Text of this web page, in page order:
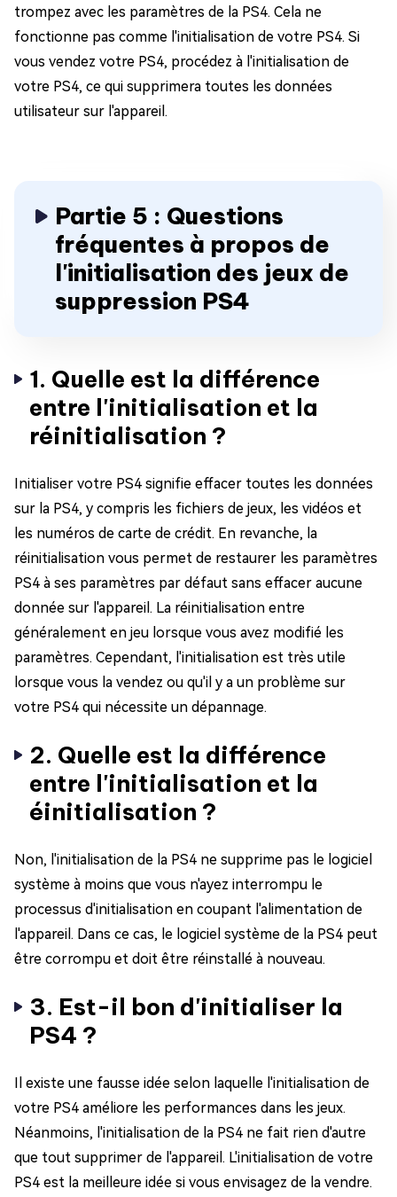
trompez avec les paramètres de la PS4. Cela ne
fonctionne pas comme l'initialisation de votre PS4. Si
vous vendez votre PS4, procédez à l'initialisation de
votre PS4, ce qui supprimera toutes les données
utilisateur sur l'appareil.
Partie 5 : Questions
fréquentes à propos de
l'initialisation des jeux de
suppression PS4
1. Quelle est la différence
entre l'initialisation et la
réinitialisation ?
Initialiser votre PS4 signifie effacer toutes les données
sur la PS4, y compris les fichiers de jeux, les vidéos et
les numéros de carte de crédit. En revanche, la
réinitialisation vous permet de restaurer les paramètres
PS4 à ses paramètres par défaut sans effacer aucune
donnée sur l'appareil. La réinitialisation entre
généralement en jeu lorsque vous avez modifié les
paramètres. Cependant, l'initialisation est très utile
lorsque vous la vendez ou qu'il y a un problème sur
votre PS4 qui nécessite un dépannage.
2. Quelle est la différence
entre l'initialisation et la
éinitialisation ?
Non, l'initialisation de la PS4 ne supprime pas le logiciel
système à moins que vous n'ayez interrompu le
processus d'initialisation en coupant l'alimentation de
l'appareil. Dans ce cas, le logiciel système de la PS4 peut
être corrompu et doit être réinstallé à nouveau.
3. Est-il bon d'initialiser la
PS4 ?
Il existe une fausse idée selon laquelle l'initialisation de
votre PS4 améliore les performances dans les jeux.
Néanmoins, l'initialisation de la PS4 ne fait rien d'autre
que tout supprimer de l'appareil. L'initialisation de votre
PS4 est la meilleure idée si vous envisagez de la vendre.